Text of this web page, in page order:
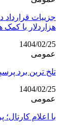
هزاردلار با کمک
1404/02/25
عمومی
تلخ ترین برد
1404/02/25
عمومی
با اعلام